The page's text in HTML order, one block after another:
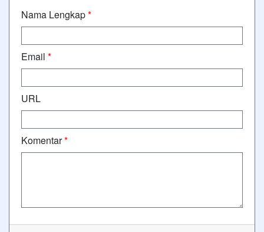
Nama Lengkap*
Email *
URL
Komentar*